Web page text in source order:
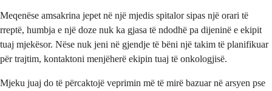
Meqenëse amsakrina jepet në një mjedis spitalor sipas një orari të
rreptë, humbja e një doze nuk ka gjasa të ndodhë pa dijeninë e ekipit
tuaj mjekësor. Nëse nuk jeni në gjendje të bëni një takim të planifikuar
për trajtim, kontaktoni menjëherë ekipin tuaj të onkologjisë.
Mjeku juaj do të përcaktojë veprimin më të mirë bazuar në arsyen pse